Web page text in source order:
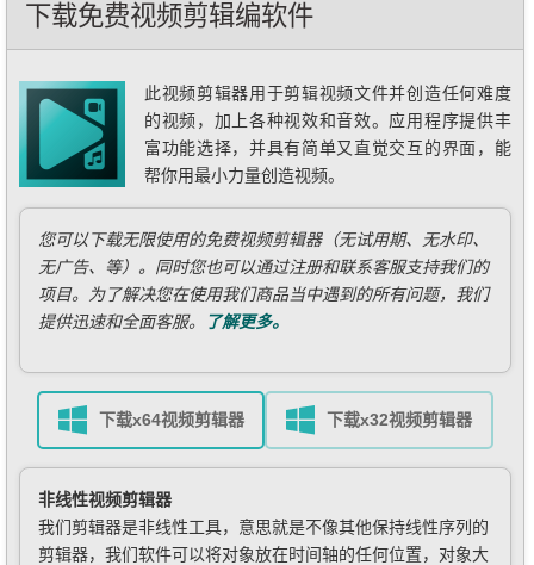
下载免费视频剪辑编软件
此视频剪辑器用于剪辑视频文件并创造任何难度
的视频，加上各种视效和音效。应用程序提供丰
富功能选择，并具有简单又直觉交互的界面，能
帮你用最小力量创造视频。
您可以下载无限使用的免费视频剪辑器（无试用期、无水印、
无广告、等）。同时您也可以通过注册和联系客服支持我们的
项目。为了解决您在使用我们商品当中遇到的所有问题，我们
提供迅速和全面客服。
了解更多。
下载x64视频剪辑器 下载x32视频剪辑器
非线性视频剪辑器
我们剪辑器是非线性工具，意思就是不像其他保持线性序列的
剪辑器，我们软件可以将对象放在时间轴的任何位置，对象大